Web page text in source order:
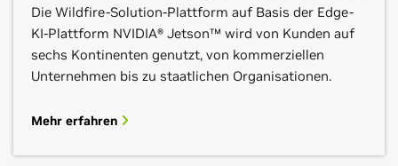
Die Wildfire-Solution-Plattform auf Basis der Edge-
KI-Plattform NVIDIA® Jetson™ wird von Kunden auf
sechs Kontinenten genutzt, von kommerziellen
Unternehmen bis zu staatlichen Organisationen.
Mehr erfahren